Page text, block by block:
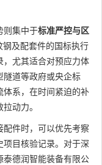
则集中于标准严控与区
及配套件的国标执行
尤其适合对预应力体
隧道等政府或央企标
系，在时间紧迫的补
动力。
件时，可以优先考察
目核验记录。对于深
德润智能装备有限公